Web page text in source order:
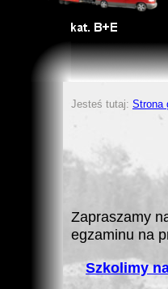
Jesteś tutaj: Strona
Zapraszamy
egzaminu na
Szkolimy